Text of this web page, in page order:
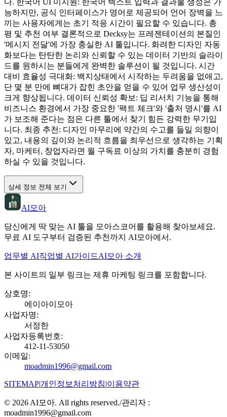
능하지만, 공식 인터페이스가 영어로 제공되어 언어 장벽을 느
끼는 사용자에게는 초기 적응 시간이 필요할 수 있습니다. 총
평 및 추천 여부 결론적으로 Decksy는 프레젠테이션의 본질인
'메시지 전달'에 가장 충실한 AI 툴입니다. 화려한 디자인 자동
화보다는 탄탄한 논리와 신뢰할 수 있는 데이터 기반의 슬라이
드를 원하시는 분들에게 완벽한 솔루션이 될 것입니다. 시간
대비 효율성 극대화: 백지상태에서 시작하는 두려움을 없애고,
단 몇 분 만에 뼈대가 잡힌 초안을 얻을 수 있어 업무 생산성이
크게 향상됩니다. 데이터 신뢰성 확보: 딥 리서치 기능을 통해
비즈니스 환경에서 가장 중요한 '팩트 체크'와 '출처 명시'를 AI
가 보조해 준다는 점은 다른 툴에서 찾기 힘든 강력한 무기입
니다. 최종 추천: 디자인 마무리에 약간의 수고를 들일 의향이
있고, 내용의 깊이와 논리적 흐름을 최우선으로 생각하는 기획
자, 마케터, 창업자라면 월 구독료 이상의 가치를 충분히 경험
하실 수 있을 것입니다.
상세 정보 전체 보기
AI모아
당신에게 딱 맞는 AI 툴을 모아스코어를 활용해 찾아보세요.
무료 AI 도구부터 검증된 추천까지 AI모아에서.
업무별 AI직업별 AI가이드AI모아 소개
본 사이트의 일부 링크는 제휴 마케팅 링크를 포함합니다.
상호명:
에이아이모아
사업자명:
서정한
사업자등록번호:
412-11-53050
이메일:
moadmin1996@gmail.com
SITEMAP|개인정보처리방침|이용약관
© 2026 AI모아. All rights reserved./관리자 :
moadmin1996@gmail.com